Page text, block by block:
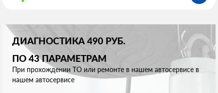
ДИАГНОСТИКА 490 РУБ.
ПО 43 ПАРАМЕТРАМ
При прохождении ТО или ремонте в нашем автосервисе в
нашем автосервисе